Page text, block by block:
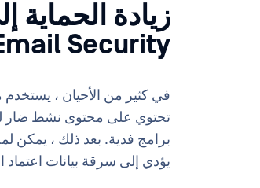
Security
في كثير من الأحيان ، يستخدم
تحتوي على محتوى نشط ضار
برامج فدية. بعد ذلك ، يمكن
يؤدي إلى سرقة بيانات اعتماد